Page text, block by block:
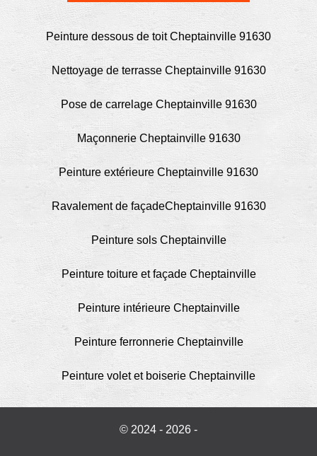
Peinture dessous de toit Cheptainville 91630
Nettoyage de terrasse Cheptainville 91630
Pose de carrelage Cheptainville 91630
Maçonnerie Cheptainville 91630
Peinture extérieure Cheptainville 91630
Ravalement de façadeCheptainville 91630
Peinture sols Cheptainville
Peinture toiture et façade Cheptainville
Peinture intérieure Cheptainville
Peinture ferronnerie Cheptainville
Peinture volet et boiserie Cheptainville
© 2024 - 2026 -